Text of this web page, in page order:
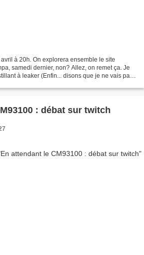
à 20h. On explorera ensemble le site
samedi dernier, non? Allez, on remet ça. Je
à leaker (Enfin... disons que je ne vais pas
: débat sur twitch